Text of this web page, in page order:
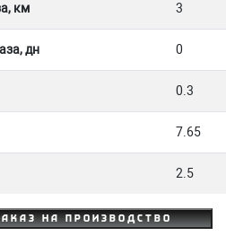
км 3
дн 0
0.3
7.65
2.5
на производство